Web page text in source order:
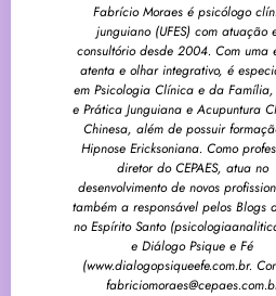
Fabrício Moraes é psicólogo
junguiano (UFES) com atuação
consultório desde 2004. Com uma
atenta e olhar integrativo, é
em Psicologia Clínica e da Família,
e Prática Junguiana e Acupuntura
Chinesa, além de possuir
Hipnose Ericksoniana. Como
diretor do CEPAES, atua no
desenvolvimento de novos
também a responsável pelos Blogs
no Espírito Santo
e Diálogo Psique e Fé
(www.dialogopsiqueefe.com.br.